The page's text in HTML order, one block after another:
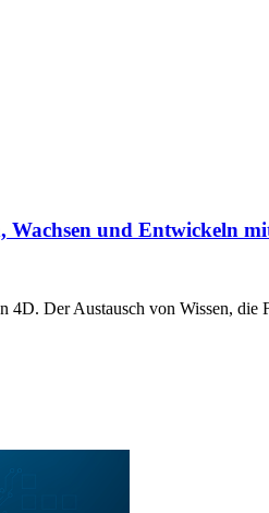
Wachsen und Entwickeln
4D. Der Austausch von Wissen,